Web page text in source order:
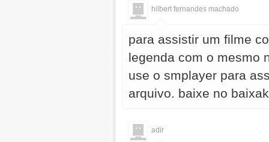
hilbert fernandes machado
para assistir um filme
legenda com o mesmo
use o smplayer para
arquivo. baixe no
adir